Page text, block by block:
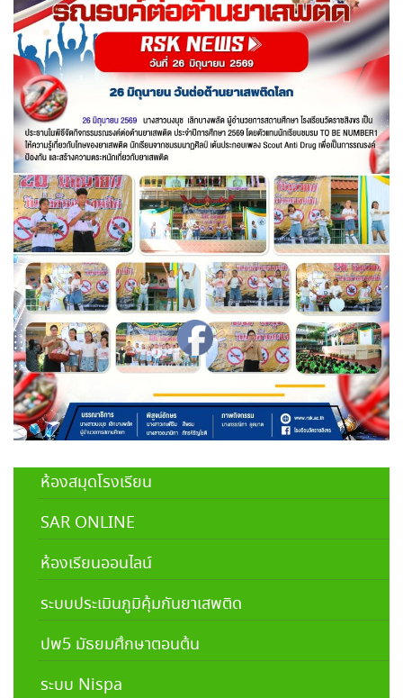
ห้องสมุดโรงเรียน
SAR ONLINE
ห้องเรียนออนไลน์
ระบบประเมินภูมิคุ้มกันยาเสพติด
ปพ5 มัธยมศึกษาตอนต้น
ระบบ Nispa